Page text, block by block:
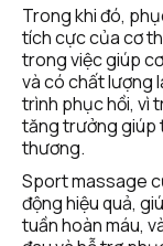
Trong khi đó,
tích cực của cơ
trong việc giúp
và có chất lượng
trình phục hồi, vì
tăng trưởng giúp
thương.
Sport massage
động hiệu quả,
tuần hoàn máu,